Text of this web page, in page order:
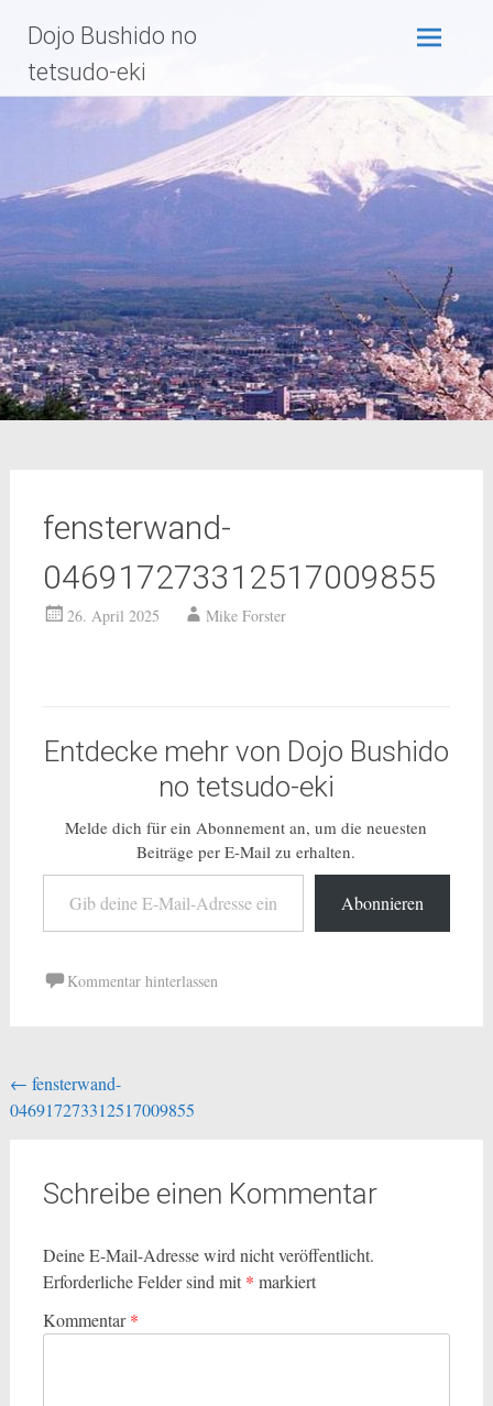
Inhalt
springen
Dojo Bushido no
tetsudo-eki
fensterwand-
046917273312517009855
26. April 2025 Mike Forster
Entdecke mehr von Dojo Bushido
no tetsudo-eki
Melde dich für ein Abonnement an, um die neuesten
Beiträge per E-Mail zu erhalten.
Gib deine E-Mail-Adresse ein ...
Abonnieren
Kommentar hinterlassen
Beitragsnavigation
← fensterwand-
046917273312517009855
Schreibe einen Kommentar
Deine E-Mail-Adresse wird nicht veröffentlicht.
Erforderliche Felder sind mit * markiert
Kommentar*